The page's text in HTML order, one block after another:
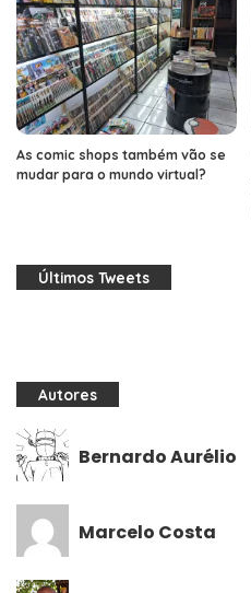
As comic shops também vão se
mudar para o mundo virtual?
Últimos Tweets
Autores
Bernardo Aurélio
Marcelo Costa